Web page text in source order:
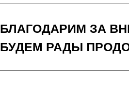
БЛАГОДАРИМ ЗА
БУДЕМ РАДЫ